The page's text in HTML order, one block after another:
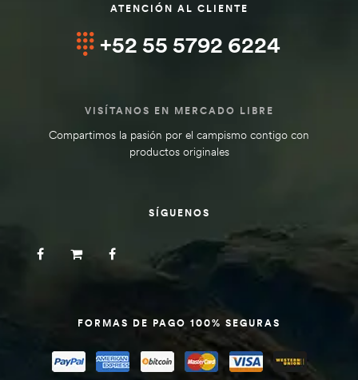
ATENCIÓN AL CLIENTE
+52 55 5792 6224
VISÍTANOS EN MERCADO LIBRE
Compartimos la pasión por el campismo contigo con
productos originales
SÍGUENOS
FORMAS DE PAGO 100% SEGURAS